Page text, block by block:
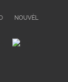
NOUVÈL